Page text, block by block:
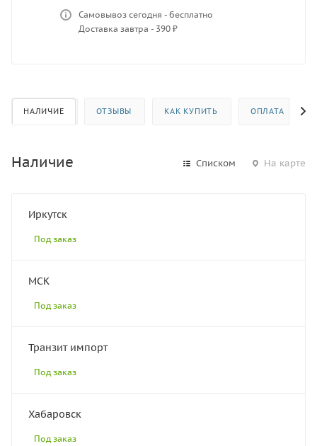
Самовывоз сегодня - бесплатно
Доставка завтра - 390 ₽
НАЛИЧИЕ ОТЗЫВЫ КАК КУПИТЬ ОПЛАТА
Наличие Списком На карте
Иркутск
Под заказ
МСК
Под заказ
Транзит импорт
Под заказ
Хабаровск
Под заказ